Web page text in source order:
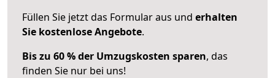
Füllen Sie jetzt das Formular aus und erhalten
Sie kostenlose Angebote.
Bis zu 60 % der Umzugskosten sparen, das
finden Sie nur bei uns!